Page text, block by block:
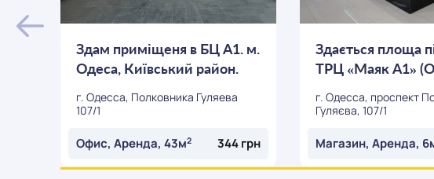
Здам приміщеня в БЦ А1. м.
Одеса, Київський район.
г. Одесса, Полковника Гуляева
107/1
Офис, Аренда, 43м2
344 грн
ОСТАВИТЬ ЗАЯВКУ
Здається площа
ТРЦ «Маяк А1»
г. Одесса, проспект
Гуляєва, 107/1
Магазин, Аренда,
ОСТАВИТЬ